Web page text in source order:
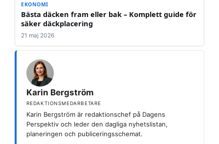
EKONOMI
Bästa däcken fram eller bak – Komplett guide för
säker däckplacering
21 maj 2026
Karin Bergström
REDAKTIONSMEDARBETARE
Karin Bergström är redaktionschef på Dagens
Perspektiv och leder den dagliga nyhetslistan,
planeringen och publiceringsschemat.